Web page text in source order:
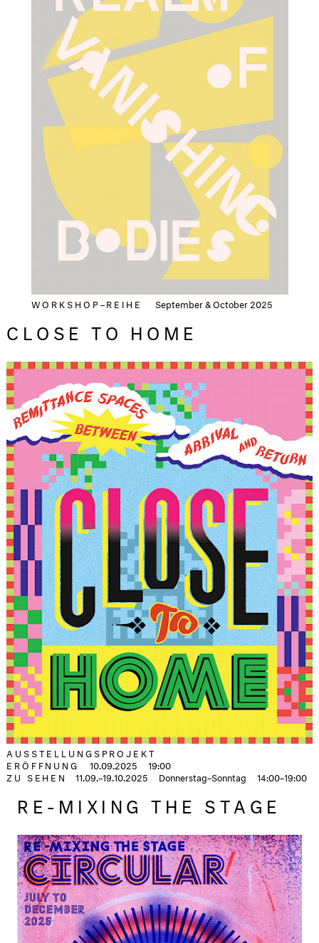
WORKSHOP–REIHE September & October 2025
CLOSE TO HOME
AUSSTELLUNGSPROJEKT
ERÖFFNUNG
10.09.2025
19:00
ZU SEHEN
11.09.–19.10.2025 Donnerstag–Sonntag 14:00–19:00
RE-MIXING THE STAGE